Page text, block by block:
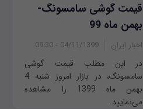
قیمت گوشی‌ سامسونگ-
بهمن ماه 99
اخبار ایران 04/11/1399 - 09:30
در این مطلب قیمت گوشی
سامسونگ، در بازار امروز شنبه 4
بهمن ماه 1399 را مشاهده
می‌نمایید.